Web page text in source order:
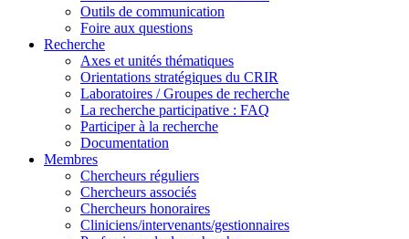
Outils de communication
Foire aux questions
Recherche
Axes et unités thématiques
Orientations stratégiques du CRIR
Laboratoires / Groupes de recherche
La recherche participative : FAQ
Participer à la recherche
Documentation
Membres
Chercheurs réguliers
Chercheurs associés
Chercheurs honoraires
Cliniciens/intervenants/gestionnaires